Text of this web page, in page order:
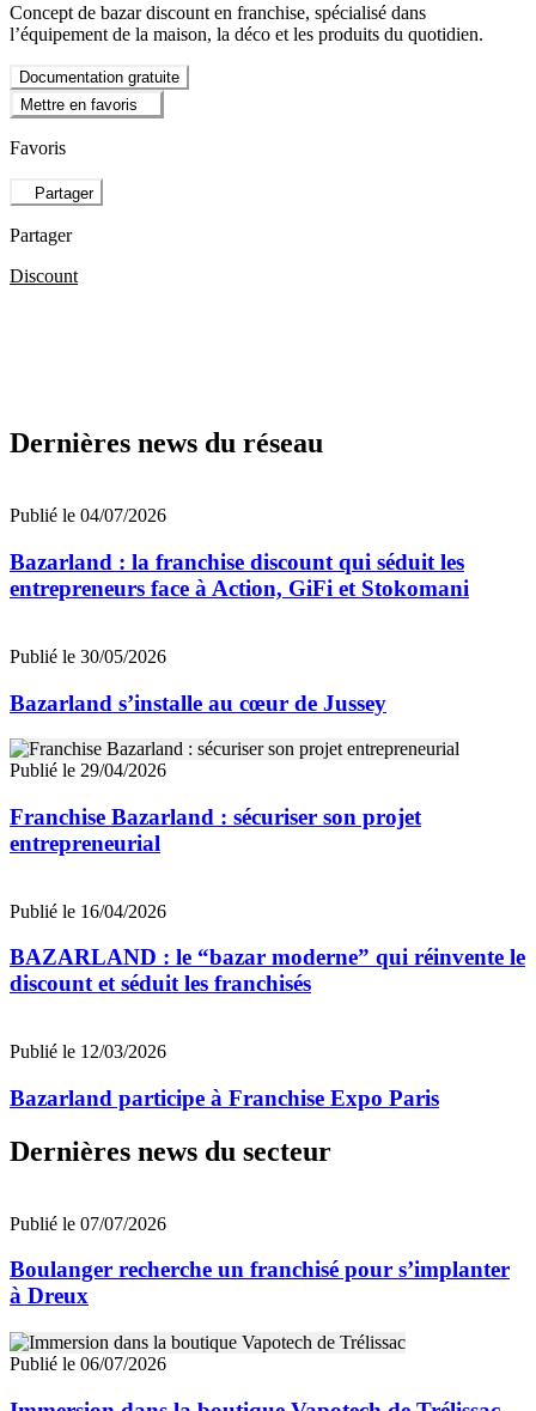
Concept de bazar discount en franchise, spécialisé dans
l’équipement de la maison, la déco et les produits du quotidien.
Documentation gratuite
Mettre en favoris
Favoris
Partager
Partager
Discount
Dernières news du réseau
Publié le 04/07/2026
Bazarland : la franchise discount qui séduit les
entrepreneurs face à Action, GiFi et Stokomani
Publié le 30/05/2026
Bazarland s’installe au cœur de Jussey
Publié le 29/04/2026
Franchise Bazarland : sécuriser son projet
entrepreneurial
Publié le 16/04/2026
BAZARLAND : le “bazar moderne” qui réinvente le
discount et séduit les franchisés
Publié le 12/03/2026
Bazarland participe à Franchise Expo Paris
Dernières news du secteur
Publié le 07/07/2026
Boulanger recherche un franchisé pour s’implanter
à Dreux
Publié le 06/07/2026